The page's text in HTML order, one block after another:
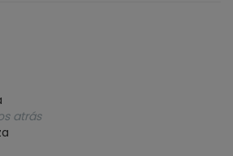
atrás